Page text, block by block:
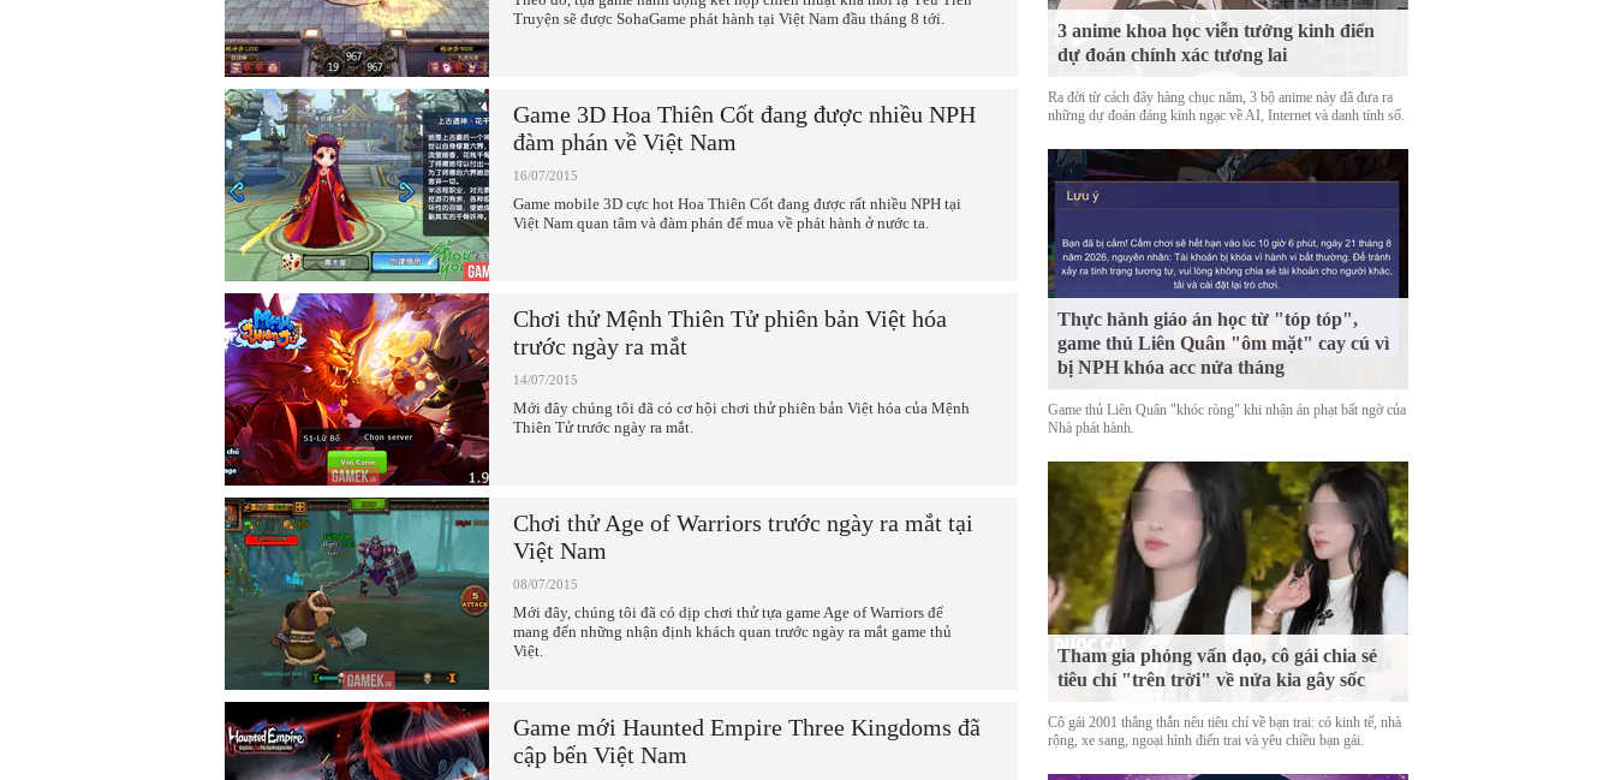
Truyện sẽ được SohaGame phát hành tại Việt Nam đầu tháng 8 tới.
Game 3D Hoa Thiên Cốt đang được nhiều NPH
đàm phán về Việt Nam
16/07/2015
Game mobile 3D cực hot Hoa Thiên Cốt đang được rất nhiều NPH tại
Việt Nam quan tâm và đàm phán để mua về phát hành ở nước ta.
Chơi thử Mệnh Thiên Tử phiên bản Việt hóa
trước ngày ra mắt
14/07/2015
Mới đây chúng tôi đã có cơ hội chơi thử phiên bản Việt hóa của Mệnh
Thiên Tử trước ngày ra mắt.
Chơi thử Age of Warriors trước ngày ra mắt tại
Việt Nam
08/07/2015
Mới đây, chúng tôi đã có dịp chơi thử tựa game Age of Warriors để
mang đến những nhận định khách quan trước ngày ra mắt game thủ
Việt.
Game mới Haunted Empire Three Kingdoms đã
cập bến Việt Nam
3 anime khoa học viễn tưởng kinh điển
dự đoán chính xác tương lai
Ra đời từ cách đây hàng chục năm, 3 bộ anime này đã đưa ra
những dự đoán đáng kinh ngạc về AI, Internet và danh tính số.
Thực hành giáo án học từ "tóp tóp",
game thủ Liên Quân "ôm mặt" cay cú vì
bị NPH khóa acc nửa tháng
Game thủ Liên Quân "khóc ròng" khi nhận án phạt bất ngờ của
Nhà phát hành.
Tham gia phỏng vấn dạo, cô gái chia sẻ
tiêu chí "trên trời" về nửa kia gây sốc
Cô gái 2001 thẳng thắn nêu tiêu chí về bạn trai: có kinh tế, nhà
rộng, xe sang, ngoại hình điển trai và yêu chiều bạn gái.